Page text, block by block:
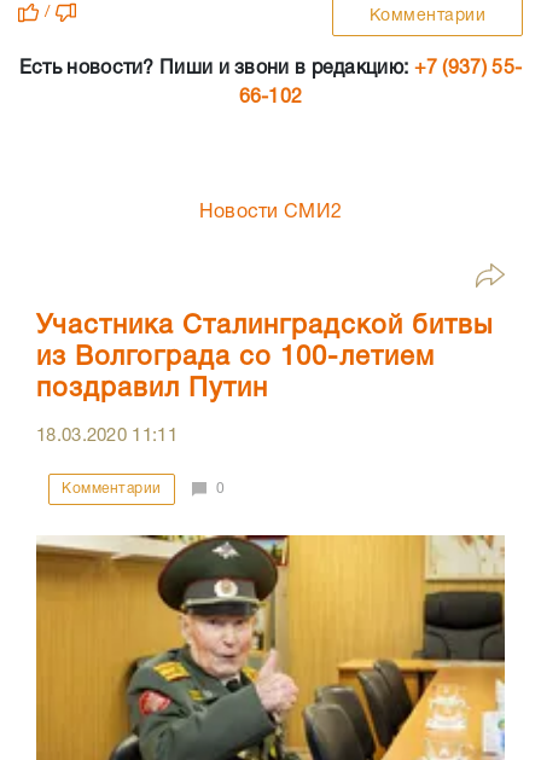
/ Комментарии
Есть новости? Пиши и звони в редакцию: +7 (937) 55-
66-102
Новости СМИ2
Участника Сталинградской битвы
из Волгограда со 100-летием
поздравил Путин
18.03.2020 11:11
Комментарии 0